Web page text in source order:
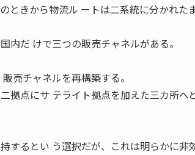
ときから物流ル ートは二系統に分かれた
内だ けで三つの販売チャネルがある。
売チャネルを再構築する。
拠点にサ テライト拠点を加えた三カ所へ
するとい う選択だが、これは明らかに非